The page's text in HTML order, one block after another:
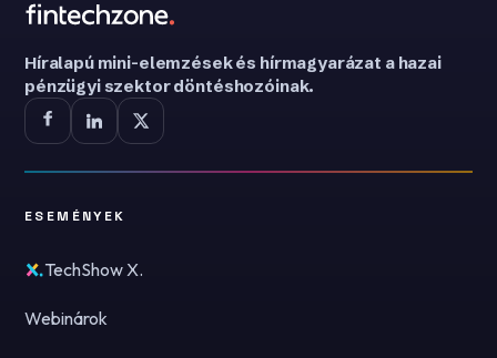
Híralapú mini-elemzések és hírmagyarázat a hazai
pénzügyi szektor döntéshozóinak.
ESEMÉNYEK
TechShow X.
Webinárok